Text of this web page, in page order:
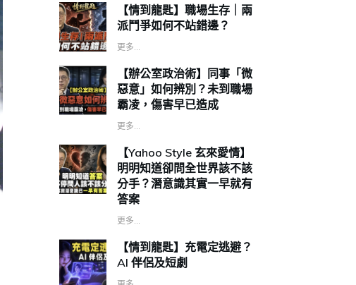
【情到龍匙】職場生存｜兩
派鬥爭如何不站錯邊？
更多...
【辦公室政治術】同事「微
惡意」如何辨別？未到職場
霸凌，傷害早已造成
更多...
【Yahoo Style 玄來愛情】
明明知道卻問全世界該不該
分手？潛意識其實一早就有
答案
更多...
【情到龍匙】充電定逃避？
AI 伴侶及短劇